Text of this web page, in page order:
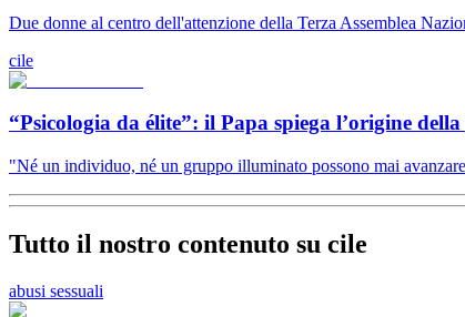
Due donne al centro dell'attenzione della Terza Assemblea
cile
“Psicologia da élite”: il Papa spiega l’origine
"Né un individuo, né un gruppo illuminato possono mai
Tutto il nostro contenuto su cile
abusi sessuali